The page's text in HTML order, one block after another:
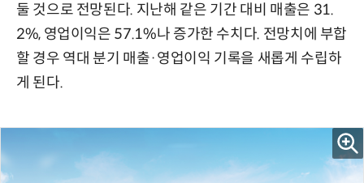
둘 것으로 전망된다. 지난해 같은 기간 대비 매출은 31.
2%, 영업이익은 57.1%나 증가한 수치다. 전망치에 부합
할 경우 역대 분기 매출·영업이익 기록을 새롭게 수립하
게 된다.